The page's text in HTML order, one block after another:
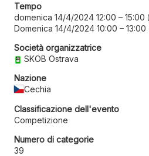
Tempo
domenica 14/4/2024 12:00 – 15:00
Domenica 14/4/2024 10:00 – 13:00
Società organizzatrice
SKOB Ostrava
Nazione
Cechia
Classificazione dell'evento
Competizione
Numero di categorie
39